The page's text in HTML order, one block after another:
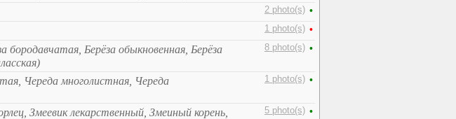
2 photo(s) •
1 photo(s) •
бородавчатая, Берёза обыкновенная, Берёза
8 photo(s) •
Череда многолистная, Череда
1 photo(s) •
Змеевик лекарственный, Змеиный корень,
5 photo(s) •